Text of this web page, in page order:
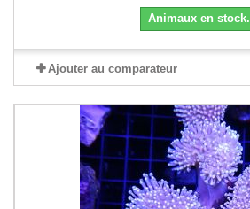
Animaux en stock.
Ajouter au comparateur